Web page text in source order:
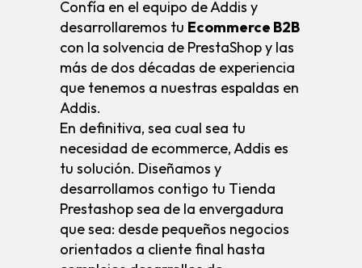
Confía en el equipo de Addis y
desarrollaremos tu Ecommerce B2B
con la solvencia de PrestaShop y las
más de dos décadas de experiencia
que tenemos a nuestras espaldas en
Addis.
En definitiva, sea cual sea tu
necesidad de ecommerce, Addis es
tu solución. Diseñamos y
desarrollamos contigo tu Tienda
Prestashop sea de la envergadura
que sea: desde pequeños negocios
orientados a cliente final hasta